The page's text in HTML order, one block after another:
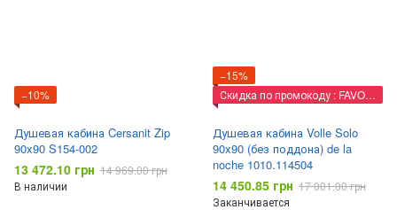
−10%
Душевая кабина Cersanit Zip
90x90 S154-002
13 472.10 грн 14 969.00 грн
В наличии
−15%
Скидка по промокоду : FAVORIT
Душевая кабина Volle Solo
90x90 (без поддона) de la
noche 1010.114504
14 450.85 грн 17 001.00 грн
Заканчивается